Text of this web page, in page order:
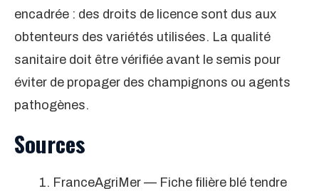
encadrée : des droits de licence sont dus aux
obtenteurs des variétés utilisées. La qualité
sanitaire doit être vérifiée avant le semis pour
éviter de propager des champignons ou agents
pathogènes.
Sources
FranceAgriMer — Fiche filière blé tendre